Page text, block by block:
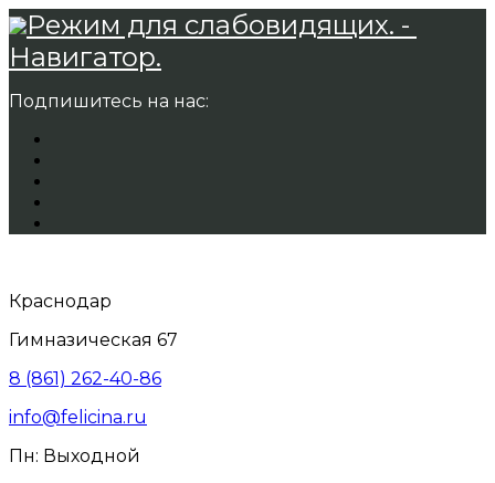
Режим для слабовидящих. -
Навигатор.
Подпишитесь на нас:
Краснодар
Гимназическая 67
8 (861) 262-40-86
info@felicina.ru
Пн: Выходной